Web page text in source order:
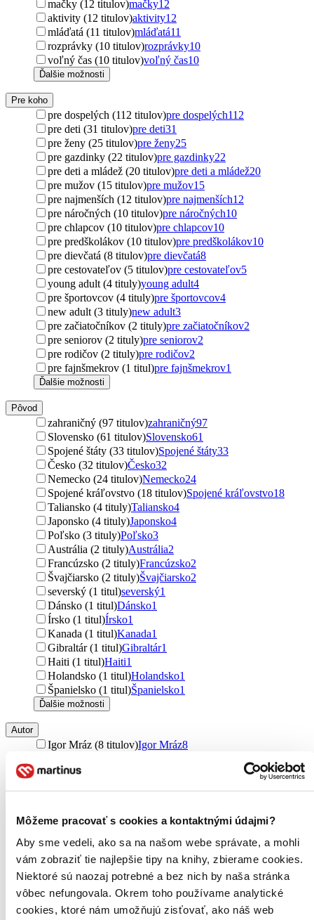
Môžeme pracovať s cookies a kontaktnými údajmi?
Aby sme vedeli, ako sa na našom webe správate, a mohli
vám zobraziť tie najlepšie tipy na knihy, zbierame cookies.
Niektoré sú naozaj potrebné a bez nich by naša stránka
vôbec nefungovala. Okrem toho používame analytické
cookies, ktoré nám umožňujú zisťovať, ako náš web
mačky (12 titulov)mačky12
aktivity (12 titulov)aktivity12
mláďatá (11 titulov)mláďatá11
rozprávky (10 titulov)rozprávky10
voľný čas (10 titulov)voľný čas10
Ďalšie možnosti
Pre koho
pre dospelých (112 titulov)pre dospelých112
pre deti (31 titulov)pre deti31
pre ženy (25 titulov)pre ženy25
pre gazdinky (22 titulov)pre gazdinky22
pre deti a mládež (20 titulov)pre deti a mládež20
pre mužov (15 titulov)pre mužov15
pre najmenších (12 titulov)pre najmenších12
pre náročných (10 titulov)pre náročných10
pre chlapcov (10 titulov)pre chlapcov10
pre predškolákov (10 titulov)pre predškolákov10
pre dievčatá (8 titulov)pre dievčatá8
pre cestovateľov (5 titulov)pre cestovateľov5
young adult (4 tituly)young adult4
pre športovcov (4 tituly)pre športovcov4
new adult (3 tituly)new adult3
pre začiatočníkov (2 tituly)pre začiatočníkov2
pre seniorov (2 tituly)pre seniorov2
pre rodičov (2 tituly)pre rodičov2
pre fajnšmekrov (1 titul)pre fajnšmekrov1
Ďalšie možnosti
Pôvod
zahraničný (97 titulov)zahraničný97
Slovensko (61 titulov)Slovensko61
Spojené štáty (33 titulov)Spojené štáty33
Česko (32 titulov)Česko32
Nemecko (24 titulov)Nemecko24
Spojené kráľovstvo (18 titulov)Spojené kráľovstvo18
Taliansko (4 tituly)Taliansko4
Japonsko (4 tituly)Japonsko4
Poľsko (3 tituly)Poľsko3
Austrália (2 tituly)Austrália2
Francúzsko (2 tituly)Francúzsko2
Švajčiarsko (2 tituly)Švajčiarsko2
severský (1 titul)severský1
Dánsko (1 titul)Dánsko1
Írsko (1 titul)Írsko1
Kanada (1 titul)Kanada1
Gibraltár (1 titul)Gibraltár1
Haiti (1 titul)Haiti1
Holandsko (1 titul)Holandsko1
Španielsko (1 titul)Španielsko1
Ďalšie možnosti
Autor
Igor Mráz (8 titulov)Igor Mráz8
Ivan Kňaze (5 titulov)
Marie Kondo (4 tituly)
Lewis Carroll (3 tituly)Lewis Carroll3
Juraj Matlák (3 tituly)Juraj Matlák3
Boris Horák (3 tituly) Boris Horák3
Alice Oseman (3 tituly)Alice Oseman
Lucia Harničárová (3 tituly) Lucia Harničárová 3
Meik Wiking (3 tituly)Meik Wiking3
Jaroslav Svoboda (2 tituly)Jaroslav Svoboda2